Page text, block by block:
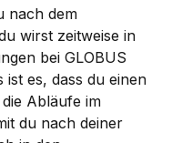
nach dem
wirst zeitweise in
bei GLOBUS
ist es, dass du einen
Abläufe im
du nach deiner